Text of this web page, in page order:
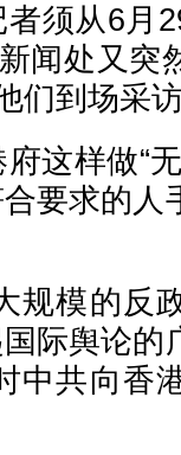
须从6月
闻处又突
们到场采
这样做“
要求的人
规模的反
际舆论的
中共向香